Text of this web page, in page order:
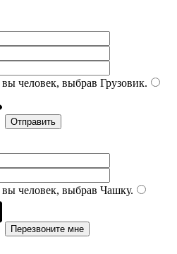
человек, выбрав Грузовик.
человек, выбрав Чашку.